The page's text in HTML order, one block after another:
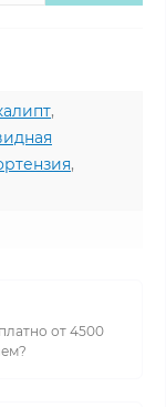
,
,
от 4500